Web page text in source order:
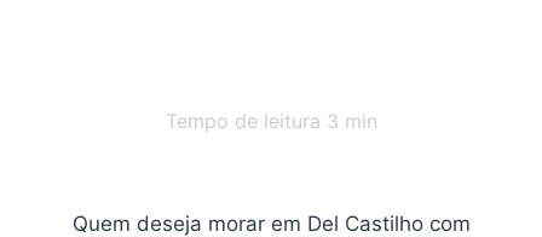
Tempo de leitura 3 min
Quem deseja morar em Del Castilho com